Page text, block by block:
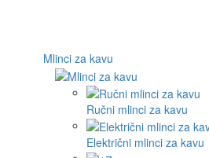
Mlinci za kavu
Ručni mlinci za kavu
Električni mlinci za kavu